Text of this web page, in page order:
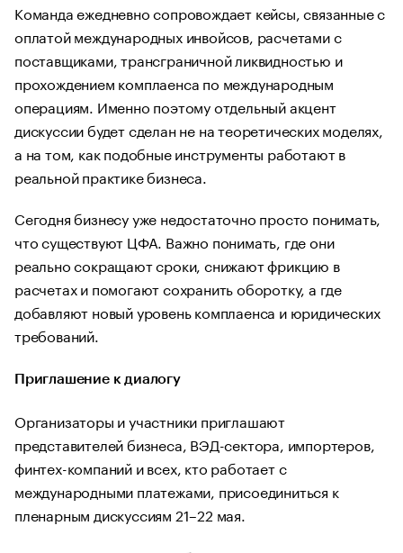
Команда ежедневно сопровождает кейсы, связанные с
оплатой международных инвойсов, расчетами с
поставщиками, трансграничной ликвидностью и
прохождением комплаенса по международным
операциям. Именно поэтому отдельный акцент
дискуссии будет сделан не на теоретических моделях,
а на том, как подобные инструменты работают в
реальной практике бизнеса.
Сегодня бизнесу уже недостаточно просто понимать,
что существуют ЦФА. Важно понимать, где они
реально сокращают сроки, снижают фрикцию в
расчетах и помогают сохранить оборотку, а где
добавляют новый уровень комплаенса и юридических
требований.
Приглашение к диалогу
Организаторы и участники приглашают
представителей бизнеса, ВЭД-сектора, импортеров,
финтех-компаний и всех, кто работает с
международными платежами, присоединиться к
пленарным дискуссиям 21–22 мая.